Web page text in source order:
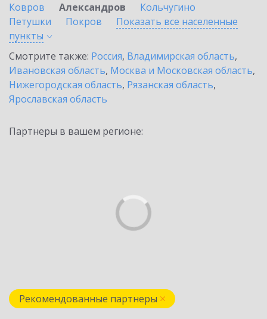
Ковров
Александров
Кольчугино
Петушки
Покров
Показать все населенные
пункты
Смотрите также: Россия, Владимирская область,
Ивановская область, Москва и Московская область,
Нижегородская область, Рязанская область,
Ярославская область
Партнеры в вашем регионе:
Рекомендованные партнеры